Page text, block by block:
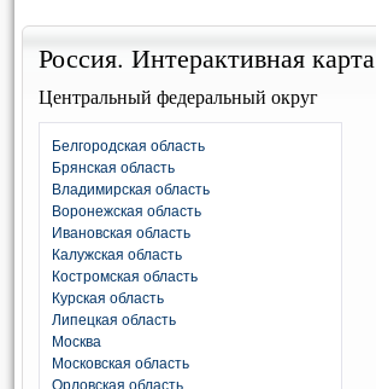
Россия. Интерактивная карта
Центральный федеральный округ
Белгородская область
Брянская область
Владимирская область
Воронежская область
Ивановская область
Калужская область
Костромская область
Курская область
Липецкая область
Москва
Московская область
Орловская область